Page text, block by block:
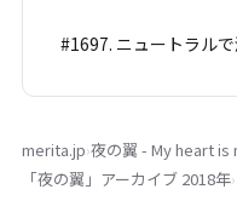
#1697. ニュートラル
merita.jp›夜の翼 - My heart is
「夜の翼」 アーカイブ 2018年›